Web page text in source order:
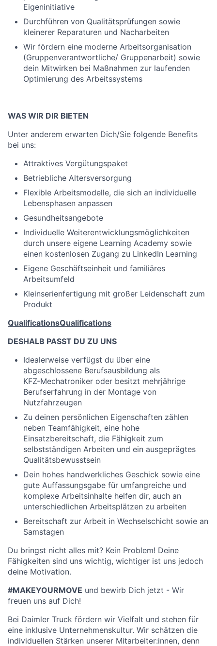
Eigeninitiative
Durchführen von Qualitätsprüfungen sowie
kleinerer Reparaturen und Nacharbeiten
Wir fördern eine moderne Arbeitsorganisation
(Gruppenverantwortliche/ Gruppenarbeit) sowie
dein Mitwirken bei Maßnahmen zur laufenden
Optimierung des Arbeitssystems
WAS WIR DIR BIETEN
Unter anderem erwarten Dich/Sie folgende Benefits
bei uns:
Attraktives Vergütungspaket
Betriebliche Altersversorgung
Flexible Arbeitsmodelle, die sich an individuelle
Lebensphasen anpassen
Gesundheitsangebote
Individuelle Weiterentwicklungsmöglichkeiten
durch unsere eigene Learning Academy sowie
einen kostenlosen Zugang zu LinkedIn Learning
Eigene Geschäftseinheit und familiäres
Arbeitsumfeld
Kleinserienfertigung mit großer Leidenschaft zum
Produkt
QualificationsQualifications
DESHALB PASST DU ZU UNS
Idealerweise verfügst du über eine
abgeschlossene Berufsausbildung als
KFZ-Mechatroniker oder besitzt mehrjährige
Berufserfahrung in der Montage von
Nutzfahrzeugen
Zu deinen persönlichen Eigenschaften zählen
neben Teamfähigkeit, eine hohe
Einsatzbereitschaft, die Fähigkeit zum
selbstständigen Arbeiten und ein ausgeprägtes
Qualitätsbewusstsein
Dein hohes handwerkliches Geschick sowie eine
gute Auffassungsgabe für umfangreiche und
komplexe Arbeitsinhalte helfen dir, auch an
unterschiedlichen Arbeitsplätzen zu arbeiten
Bereitschaft zur Arbeit in Wechselschicht sowie an
Samstagen
Du bringst nicht alles mit? Kein Problem! Deine
Fähigkeiten sind uns wichtig, wichtiger ist uns jedoch
deine Motivation.
#MAKEYOURMOVE und bewirb Dich jetzt - Wir
freuen uns auf Dich!
Bei Daimler Truck fördern wir Vielfalt und stehen für
eine inklusive Unternehmenskultur. Wir schätzen die
individuellen Stärken unserer Mitarbeiter:innen, denn